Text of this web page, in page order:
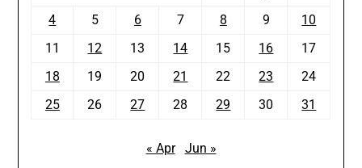
4
5 6 7 8 9
10
11
12 13 14 15 16
17
18
19 20 21 22 23
24
25
26 27 28 29 30 31
« Apr Jun »